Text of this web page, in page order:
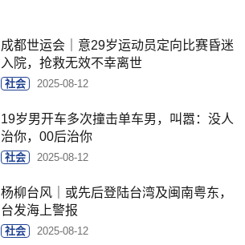
成都世运会｜意29岁运动员定向比赛昏迷
入院，抢救无效不幸离世
社会 2025-08-12
19岁男开车多次撞击单车男，叫嚣：没人
治你，00后治你
社会 2025-08-12
杨柳台风｜或先后登陆台湾及闽南粤东，
台发海上警报
社会 2025-08-12